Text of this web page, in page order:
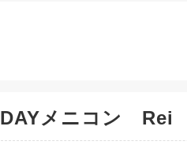
メニコン Rei